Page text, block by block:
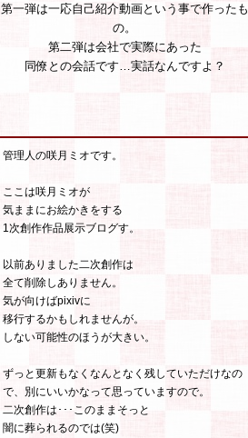
第一弾は一応自己紹介動画という事で作ったも
の。
第二弾は会社で実際にあった
同僚との会話です…実話なんですよ？
管理人の咲月ミオです。
ここは咲月ミオが
気ままにお絵かきをする
1次創作作品展示ブログす。
以前ありました二次創作は
全て削除しありません。
気が向けばpixivに
移行するかもしれませんが。
しない可能性のほうが大きい。
ずっと更新もなくなんとなく残していただけなの
で、別にいいかなって思っていますので。
二次創作は･･･このままそっと
闇に葬られるのでは(笑)